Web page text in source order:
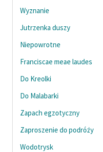
Polityka prywatności
Regulamin biblioteki
Dane fundacji i
Regulamin darowizn
Informacja o treściach
Deklaracja dostępności
Wyznanie
Jutrzenka duszy
Niepowrotne
Franciscae meae laudes
Do Kreolki
Do Malabarki
Zapach egzotyczny
Zaproszenie do podróży
Wodotrysk